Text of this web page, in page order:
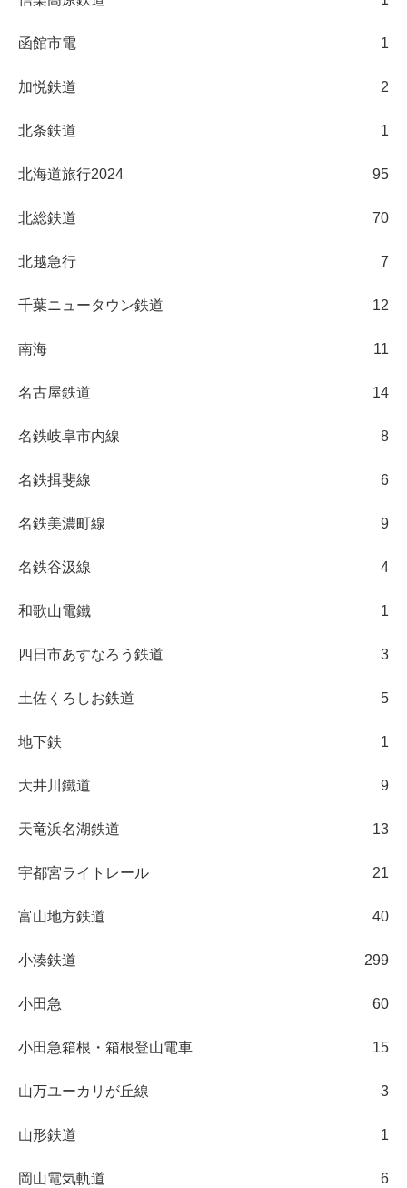
函館市電 1
加悦鉄道 2
北条鉄道 1
北海道旅行2024 95
北総鉄道 70
北越急行 7
千葉ニュータウン鉄道 12
南海 11
名古屋鉄道 14
名鉄岐阜市内線 8
名鉄揖斐線 6
名鉄美濃町線 9
名鉄谷汲線 4
和歌山電鐵 1
四日市あすなろう鉄道 3
土佐くろしお鉄道 5
地下鉄 1
大井川鐵道 9
天竜浜名湖鉄道 13
宇都宮ライトレール 21
富山地方鉄道 40
小湊鉄道 299
小田急 60
小田急箱根・箱根登山電車 15
山万ユーカリが丘線 3
山形鉄道 1
岡山電気軌道 6